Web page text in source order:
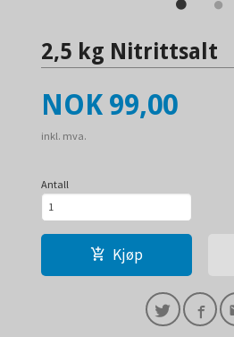
2,5 kg Nitrittsalt
Pris
NOK 99,00
inkl. mva.
Antall
Kjøp